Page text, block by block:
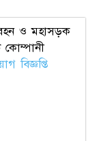
ও মহাসড়ক
কোম্পানী
বিজ্ঞপ্তি